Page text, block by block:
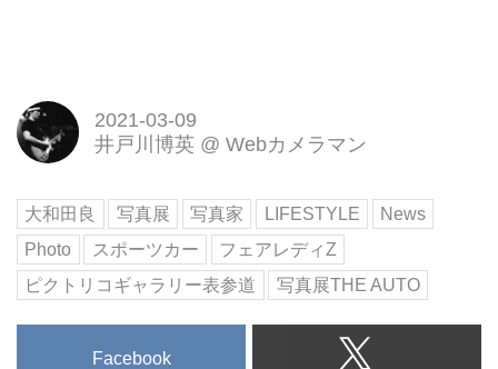
2021-03-09
井戸川博英 @ Webカメラマン
大和田良 写真展 写真家 LIFESTYLE
News
Photo
スポーツカー
フェアレディZ
ピクトリコギャラリー表参道
写真展THE AUTO
Facebook